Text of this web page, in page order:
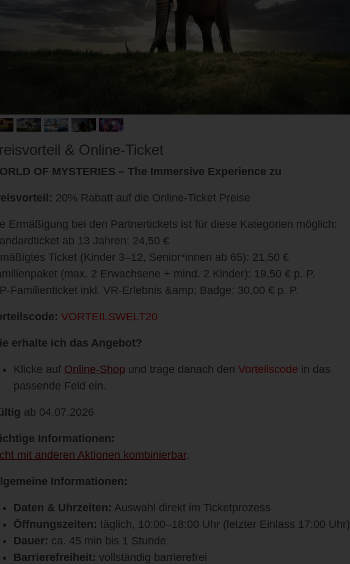
& Online-Ticket
OF MYSTERIES – The Immersive Experience zu
20% Rabatt auf die Online-Ticket Preise
Ermäßigung bei den Partnertickets ist für diese Kategorien möglich:
ab 13 Jahren: 24,50 €
Ticket (Kinder 3–12, Senior*innen ab 65): 21,50 €
(max. 2 Erwachsene + mind. 2 Kinder): 19,50 € p. P.
Familienticket inkl. VR-Erlebnis &amp; Badge: 30,00 € p. P.
VORTEILSWELT20
erhalte ich das Angebot?
Klicke auf Online-Shop und trage danach den Vorteilscode in das
passende Feld ein.
ab 04.07.2026
Informationen:
mit anderen Aktionen kombinierbar.
Informationen:
Daten & Uhrzeiten: Auswahl direkt im Ticketprozess
Öffnungszeiten: täglich, 10:00–18:00 Uhr (letzter Einlass 17:00 Uhr)
Dauer: ca. 45 min bis 1 Stunde
Barrierefreiheit: vollständig barrierefrei